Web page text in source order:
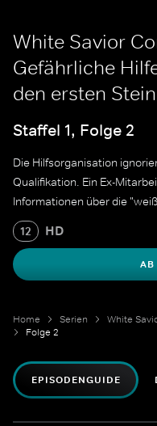
White Savior
Gefährliche
den ersten Stein
Staffel 1, Folge 2
Die Hilfsorganisation
Qualifikation. Ein Ex-
Informationen über die
12 HD
Home Serien
Folge 2
EPISODENGUIDE